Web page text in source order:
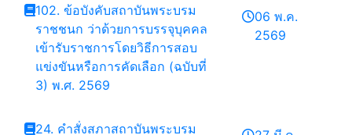
102. ข้อบังคับสถาบันพระบรม
ราชชนก ว่าด้วยการบรรจุบุคคล
เข้ารับราชการโดยวิธีการสอบ
แข่งขันหรือการคัดเลือก (ฉบับที่
3) พ.ศ. 2569
06 พ.ค.
2569
24. คำสั่งสภาสถาบันพระบรม